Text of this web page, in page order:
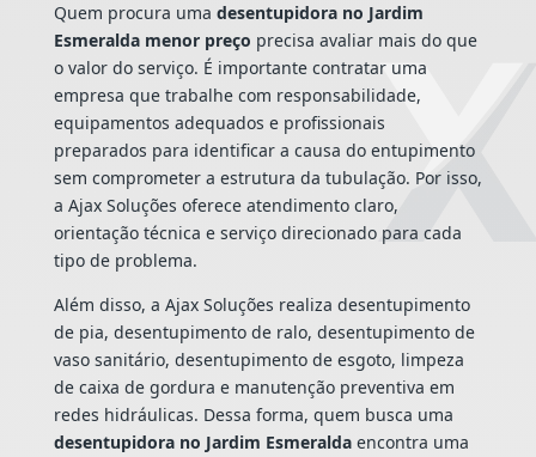
Quem procura uma desentupidora no Jardim
Esmeralda menor preço precisa avaliar mais do que
o valor do serviço. É importante contratar uma
empresa que trabalhe com responsabilidade,
equipamentos adequados e profissionais
preparados para identificar a causa do entupimento
sem comprometer a estrutura da tubulação. Por isso,
a Ajax Soluções oferece atendimento claro,
orientação técnica e serviço direcionado para cada
tipo de problema.
Além disso, a Ajax Soluções realiza desentupimento
de pia, desentupimento de ralo, desentupimento de
vaso sanitário, desentupimento de esgoto, limpeza
de caixa de gordura e manutenção preventiva em
redes hidráulicas. Dessa forma, quem busca uma
desentupidora no Jardim Esmeraldaencontra uma